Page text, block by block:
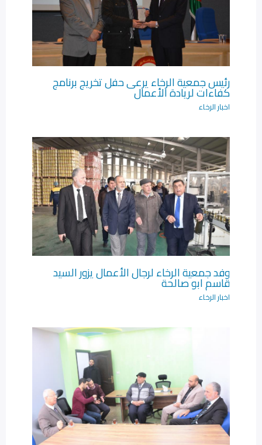
رئيس جمعية الرخاء يرعى حفل تخريج برنامج
كفاءات لريادة الأعمال‎
اخبار الرخاء
وفد جمعية الرخاء لرجال الأعمال يزور السيد
قاسم ابو صالحة
اخبار الرخاء